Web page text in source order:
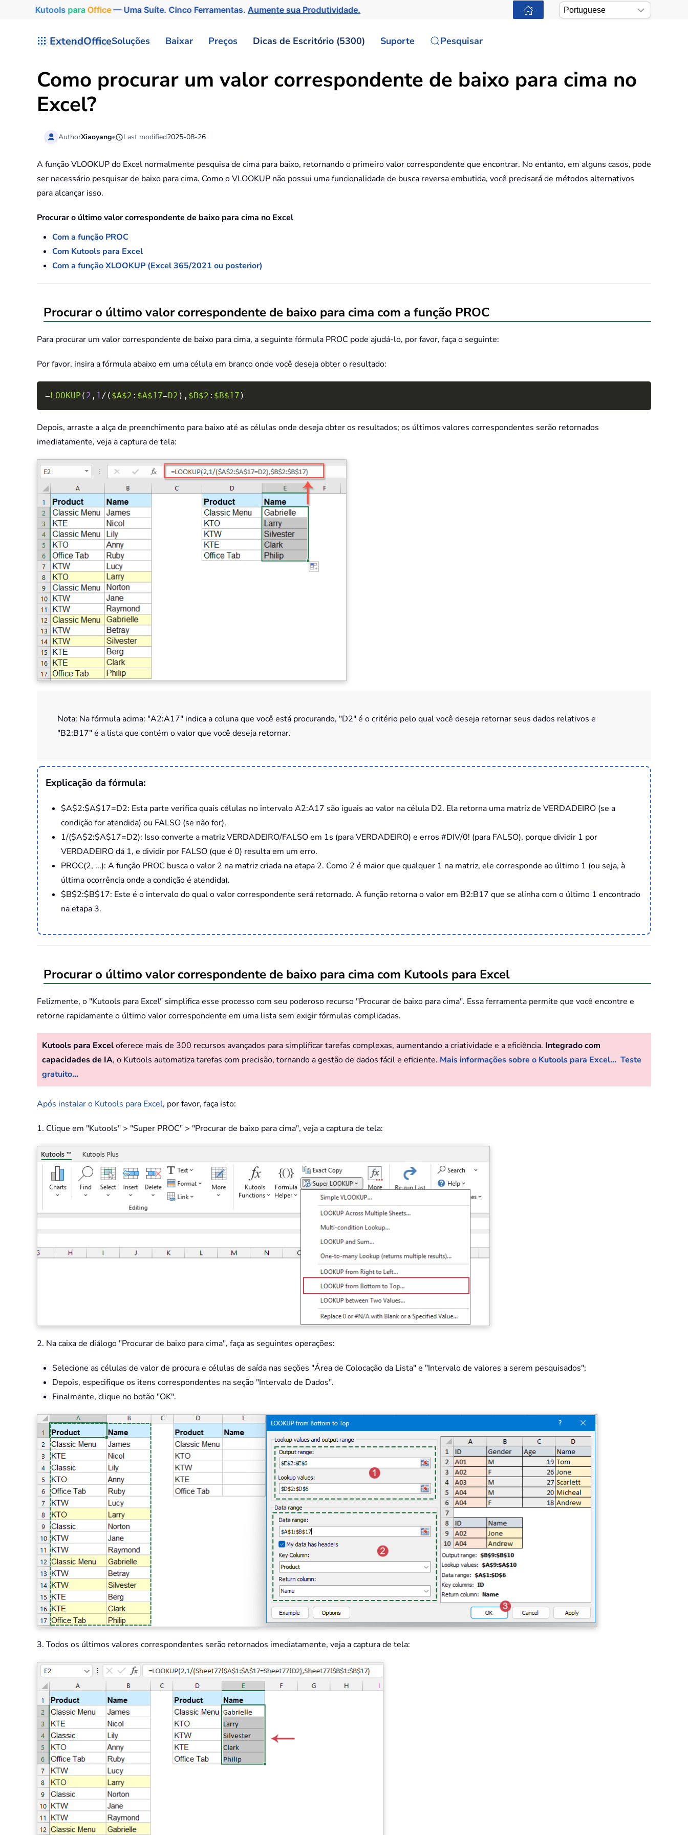
Kutools para Office— Uma Suíte. Cinco Ferramentas.Aumente sua Produtividade.
ExtendOfficeSoluções Baixar Preços Dicas de Escritório (5300) Suporte Pesquisar
Como procurar um valor correspondente de baixo para cima no
Excel?
AuthorXiaoyang• Last modified2025-08-26
A função VLOOKUP do Excel normalmente pesquisa de cima para baixo, retornando o primeiro valor correspondente que encontrar. No entanto, em alguns casos, pode
ser necessário pesquisar de baixo para cima. Como o VLOOKUP não possui uma funcionalidade de busca reversa embutida, você precisará de métodos alternativos
para alcançar isso.
Procurar o último valor correspondente de baixo para cima no Excel
Com a função PROC
Com Kutools para Excel
Com a função XLOOKUP (Excel 365/2021 ou posterior)
Procurar o último valor correspondente de baixo para cima com a função PROC
Para procurar um valor correspondente de baixo para cima, a seguinte fórmula PROC pode ajudá-lo, por favor, faça o seguinte:
Por favor, insira a fórmula abaixo em uma célula em branco onde você deseja obter o resultado:
= LOOKUP ( 2 , 1/ ( $A$2 : $A$17=D2 ) , $B$2 : $B$17 )
Depois, arraste a alça de preenchimento para baixo até as células onde deseja obter os resultados; os últimos valores correspondentes serão retornados
imediatamente, veja a captura de tela:
Nota: Na fórmula acima: "A2:A17" indica a coluna que você está procurando, "D2" é o critério pelo qual você deseja retornar seus dados relativos e
"B2:B17" é a lista que contém o valor que você deseja retornar.
Explicação da fórmula:
$A$2:$A$17=D2: Esta parte verifica quais células no intervalo A2:A17 são iguais ao valor na célula D2. Ela retorna uma matriz de VERDADEIRO (se a
condição for atendida) ou FALSO (se não for).
1/($A$2:$A$17=D2): Isso converte a matriz VERDADEIRO/FALSO em 1s (para VERDADEIRO) e erros #DIV/0! (para FALSO), porque dividir 1 por
VERDADEIRO dá 1, e dividir por FALSO (que é 0) resulta em um erro.
PROC(2, ...): A função PROC busca o valor 2 na matriz criada na etapa 2. Como 2 é maior que qualquer 1 na matriz, ele corresponde ao último 1 (ou seja, à
última ocorrência onde a condição é atendida).
$B$2:$B$17: Este é o intervalo do qual o valor correspondente será retornado. A função retorna o valor em B2:B17 que se alinha com o último 1 encontrado
na etapa 3.
Procurar o último valor correspondente de baixo para cima com Kutools para Excel
Felizmente, o "Kutools para Excel" simplifica esse processo com seu poderoso recurso "Procurar de baixo para cima". Essa ferramenta permite que você encontre e
retorne rapidamente o último valor correspondente em uma lista sem exigir fórmulas complicadas.
Kutools para Exceloferece mais de 300 recursos avançados para simplificar tarefas complexas, aumentando a criatividade e a eficiência. Integrado com
capacidades de IA, o Kutools automatiza tarefas com precisão, tornando a gestão de dados fácil e eficiente. Mais informações sobre o Kutools para Excel... Teste
gratuito...
Após instalar o Kutools para Excel, por favor, faça isto:
1. Clique em "Kutools" > "Super PROC" > "Procurar de baixo para cima", veja a captura de tela:
2. Na caixa de diálogo "Procurar de baixo para cima", faça as seguintes operações:
Selecione as células de valor de procura e células de saída nas seções "Área de Colocação da Lista" e "Intervalo de valores a serem pesquisados";
Depois, especifique os itens correspondentes na seção "Intervalo de Dados".
Finalmente, clique no botão "OK".
3. Todos os últimos valores correspondentes serão retornados imediatamente, veja a captura de tela: